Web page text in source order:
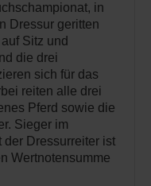
in
Dressur geritten
Sitz und
die drei
sich für das
reiten alle drei
Pferd sowie die
Sieger im
Dressurreiter ist
Wertnotensumme